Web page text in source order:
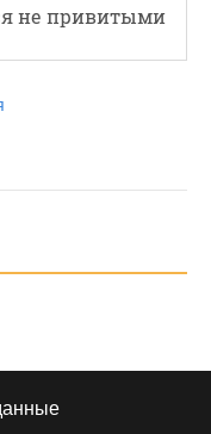
не привитыми